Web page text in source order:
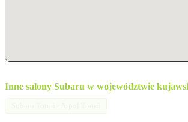
Inne salony Subaru w województwie